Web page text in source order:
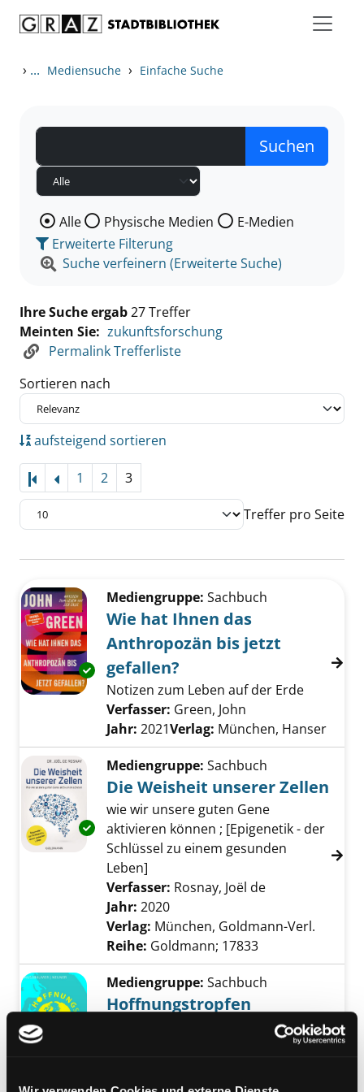
› ... Mediensuche › Einfache Suche
Wählen Sie die Medienart nach der Sie suchen wollen.
Alle Physische Medien
E-Medien
Erweiterte Filterung
Suche verfeinern (Erweiterte Suche)
Ihre Suche ergab27 Treffer
Meinten Sie: zukunftsforschung
Permalink Trefferliste
Sortieren nach
aufsteigend sortieren
1 2 3
Treffer pro Seite
Zu den Suchfiltern springen
Exemplar-Details von Wie hat Ihnen das
Mediengruppe: Sachbuch
Wie hat Ihnen das
Anthropozän bis jetzt
gefallen?
Notizen zum Leben auf der Erde
Verfasser: Green, John
Jahr: 2021Verlag: München, Hanser
Exemplar-Details von Die Weisheit unserer
Mediengruppe: Sachbuch
Die Weisheit unserer Zellen
wie wir unsere guten Gene
aktivieren können ; [Epigenetik - der
Schlüssel zu einem gesunden
Leben]
Verfasser: Rosnay, Joël de
Jahr: 2020
Verlag: München, Goldmann-Verl.
Reihe: Goldmann; 17833
Exemplar-Details von Hoffnungstropfen
Mediengruppe: Sachbuch
Hoffnungstropfen
Nussbaumer, Josef;
Suche nach diesem
Verlag: Innsbruck, Studia